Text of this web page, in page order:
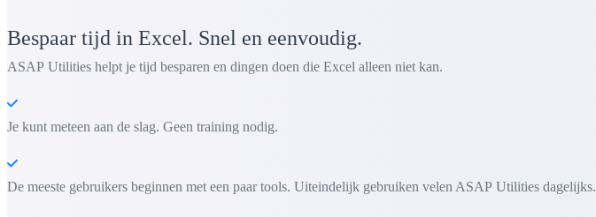
Bespaar tijd in Excel. Snel en eenvoudig.
ASAP Utilities helpt je tijd besparen en dingen doen die Excel alleen niet kan.
Je kunt meteen aan de slag. Geen training nodig.
De meeste gebruikers beginnen met een paar tools. Uiteindelijk gebruiken velen ASAP Utilities dagelijks.